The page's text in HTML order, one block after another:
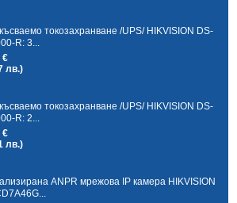
токозахранване /UPS/ HIKVISION DS-
R: 3...
€
лв.)
токозахранване /UPS/ HIKVISION DS-
R: 2...
€
лв.)
ANPR мрежова IP камера HIKVISION